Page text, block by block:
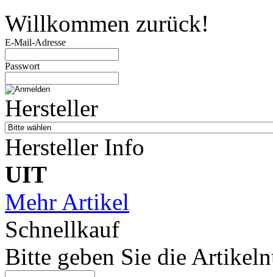
Willkommen zurück!
E-Mail-Adresse
Passwort
Hersteller
Hersteller Info
UIT
Mehr Artikel
Schnellkauf
Bitte geben Sie die